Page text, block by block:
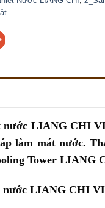
nước LIANG CHI
làm mát nước.
Tower LIANG
nước LIANG CHI